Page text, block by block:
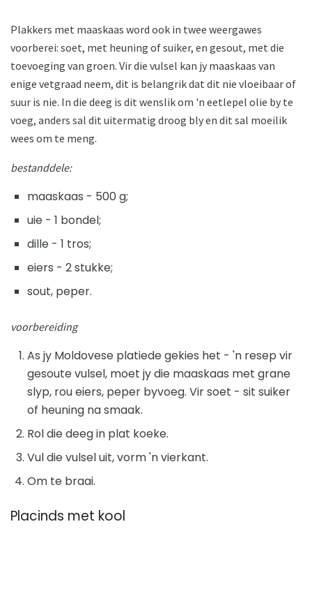
Plakkers met maaskaas word ook in twee weergawes
voorberei: soet, met heuning of suiker, en gesout, met die
toevoeging van groen. Vir die vulsel kan jy maaskaas van
enige vetgraad neem, dit is belangrik dat dit nie vloeibaar of
suur is nie. In die deeg is dit wenslik om 'n eetlepel olie by te
voeg, anders sal dit uitermatig droog bly en dit sal moeilik
wees om te meng.
bestanddele:
maaskaas - 500 g;
uie - 1 bondel;
dille - 1 tros;
eiers - 2 stukke;
sout, peper.
voorbereiding
As jy Moldovese platiede gekies het - 'n resep vir
gesoute vulsel, moet jy die maaskaas met grane
slyp, rou eiers, peper byvoeg. Vir soet - sit suiker
of heuning na smaak.
Rol die deeg in plat koeke.
Vul die vulsel uit, vorm 'n vierkant.
Om te braai.
Placinds met kool